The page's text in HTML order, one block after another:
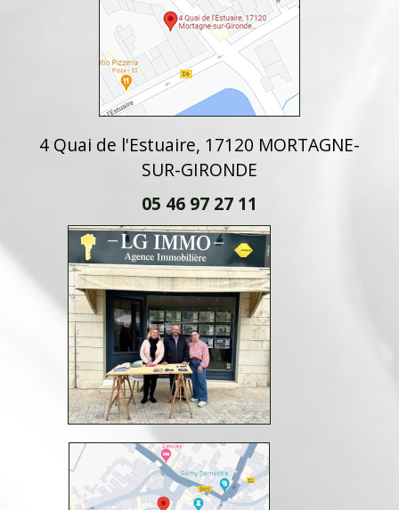
4 Quai de l'Estuaire, 17120 MORTAGNE-
SUR-GIRONDE
05 46 97 27 11